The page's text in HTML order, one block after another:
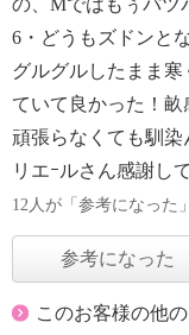
の、Mではもぅパツ
6・どうもズドンと
グルグルしたまま
ていて良かった！畝
頑張らなくても馴染
リエｰルさん感謝し
12人が「参考になった
参考になった
このお客様の他